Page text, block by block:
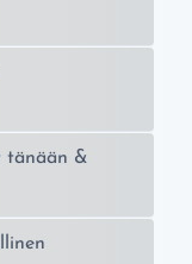
tänään &